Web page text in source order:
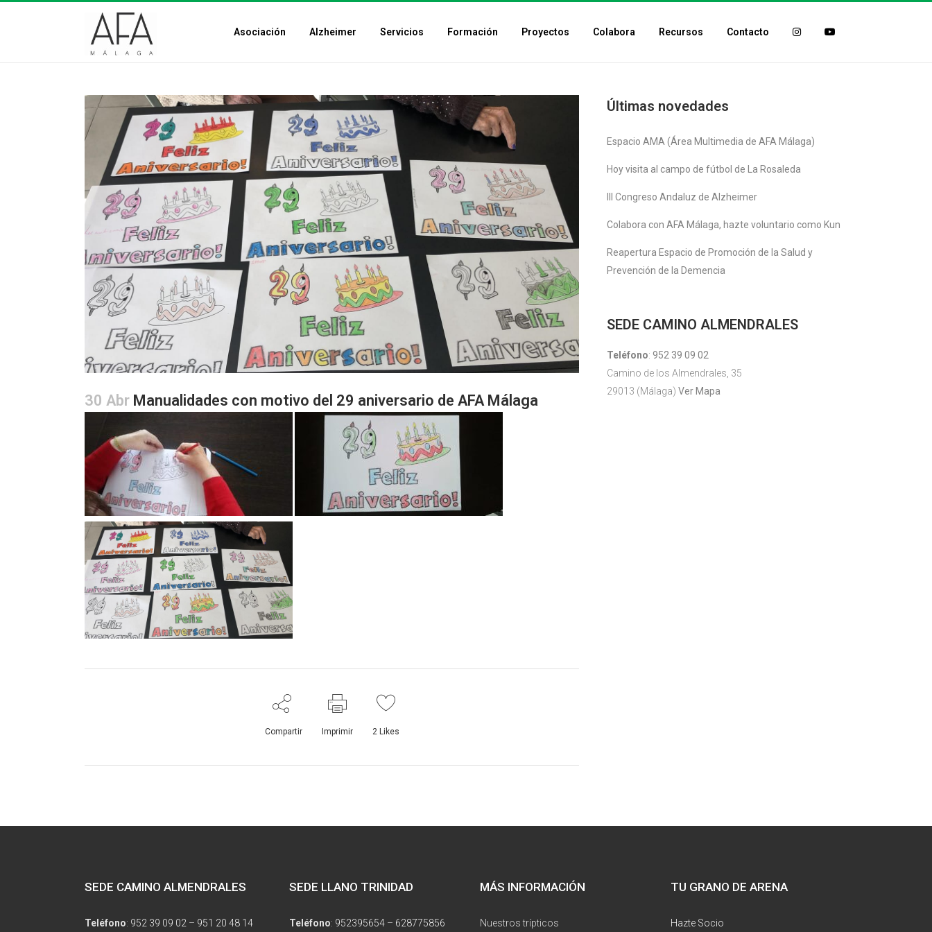
Asociación Alzheimer Servicios Formación Proyectos Colabora Recursos Contacto
30 Abr Manualidades con motivo del 29 aniversario de AFA Málaga
Compartir Imprimir 2Likes
Últimas novedades
Espacio AMA (Área Multimedia de AFA Málaga)
Hoy visita al campo de fútbol de La Rosaleda
III Congreso Andaluz de Alzheimer
Colabora con AFA Málaga, hazte voluntario como Kun
Reapertura Espacio de Promoción de la Salud y
Prevención de la Demencia
SEDE CAMINO ALMENDRALES
Teléfono: 952 39 09 02
Camino de los Almendrales, 35
29013 (Málaga)Ver Mapa
SEDE CAMINO ALMENDRALES
Teléfono: 952 39 09 02 – 951 20 48 14
SEDE LLANO TRINIDAD
Teléfono: 952395654 – 628775856
MÁS INFORMACIÓN
Nuestros trípticos
TU GRANO DE ARENA
Hazte Socio